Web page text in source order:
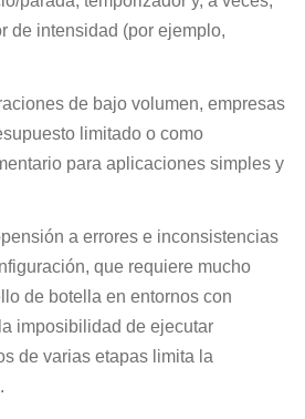
de intensidad (por ejemplo,
de bajo volumen, empresas
limitado o como
para aplicaciones simples y
a errores e inconsistencias
que requiere mucho
de botella en entornos con
imposibilidad de ejecutar
de varias etapas limita la